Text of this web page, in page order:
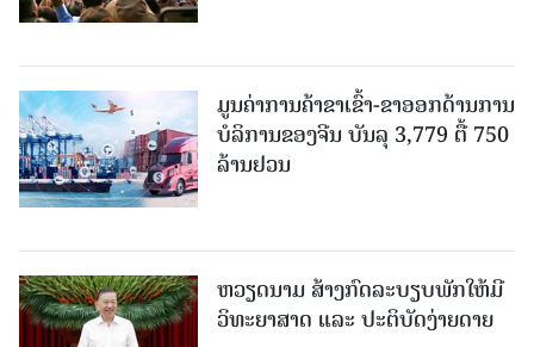
ມູນຄ່າການຄ້າຂາເຂົ້າ-ຂາອອກດ້ານການ
ບໍລິການຂອງຈີນ ບັນລຸ 3,779 ຕື້ 750
ລ້ານຢວນ
ຫວຽດນາມ ສ້າງກົດລະບຽບພັກໃຫ້ມີ
ວິທະຍາສາດ ແລະ ປະຕິບັດງ່າຍດາຍ